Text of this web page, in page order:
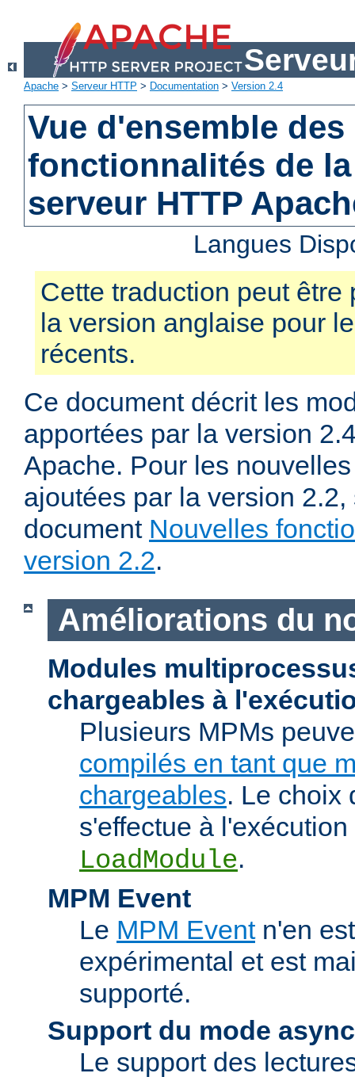
Apache > Serveur HTTP > Documentation > Version 2.4
Vue d'ensemble
fonctionnalités de
serveur HTTP
Langues
Cette traduction peut être
la version anglaise pour
récents.
Ce document décrit les
apportées par la version
Apache. Pour les
ajoutées par la version 2.2,
document Nouvelles
version 2.2.
Améliorations du
Modules
chargeables à
Plusieurs MPMs
compilés en tant que
chargeables. Le choix
s'effectue à
LoadModule.
MPM Event
Le MPM Eventn'en
expérimental et est
supporté.
Support du mode
Le support des